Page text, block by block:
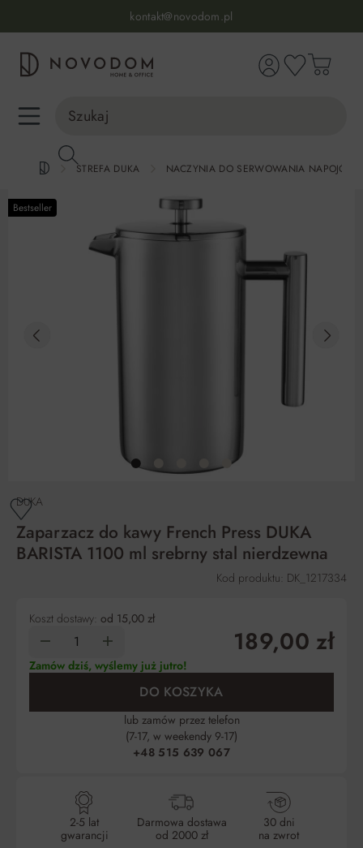
kontakt@novodom.pl
Dostawa z wniesieniem
30 dni na zwrot lub wymianę
98% zadowolonych klientów
STREFA DUKA NACZYNIA DO SERWOWANIA NAPOJÓW
Bestseller
DUKA
Zaparzacz do kawy French Press DUKA
BARISTA 1100 ml srebrny stal nierdzewna
Kod produktu: DK_1217334
Koszt dostawy: od 15,00 zł
189,00 zł
Zamów dziś, wyślemy już jutro!
DO KOSZYKA
lub zamów przez telefon
(7-17, w weekendy 9-17)
+48 515 639 067
2-5 lat
gwarancji
Darmowa dostawa
od 2000 zł
30 dni
na zwrot